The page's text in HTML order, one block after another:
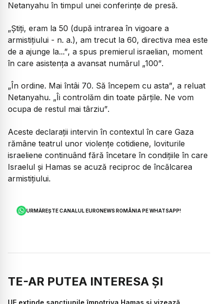
Netanyahu în timpul unei conferințe de presă.
„Știți, eram la 50 (după intrarea în vigoare a
armistițiului - n. a.), am trecut la 60, directiva mea este
de a ajunge la...”, a spus premierul israelian, moment
în care asistența a avansat numărul „100”.
„În ordine. Mai întâi 70. Să începem cu asta”, a reluat
Netanyahu. „Îi controlăm din toate părțile. Ne vom
ocupa de restul mai târziu”.
Aceste declarații intervin în contextul în care Gaza
rămâne teatrul unor violențe cotidiene, loviturile
israeliene continuând fără încetare în condițiile în care
Israelul și Hamas se acuză reciproc de încălcarea
armistițiului.
URMĂREȘTE CANALUL EURONEWS ROMÂNIA PE WHATSAPP!
TE-AR PUTEA INTERESA ȘI